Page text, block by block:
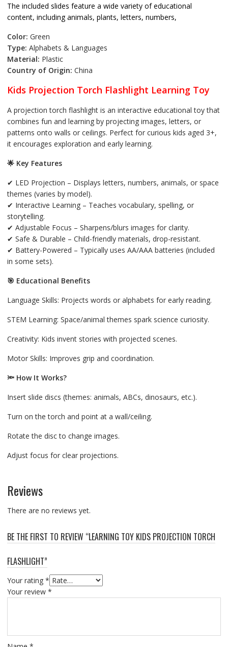
The included slides feature a wide variety of educational
content, including animals, plants, letters, numbers,
Color: Green
Type: Alphabets & Languages
Material: Plastic
Country of Origin: China
Kids Projection Torch Flashlight Learning Toy
A projection torch flashlight is an interactive educational toy that
combines fun and learning by projecting images, letters, or
patterns onto walls or ceilings. Perfect for curious kids aged 3+,
it encourages exploration and early learning.
🌟Key Features
✔ LED Projection – Displays letters, numbers, animals, or space
themes (varies by model).
✔ Interactive Learning – Teaches vocabulary, spelling, or
storytelling.
✔ Adjustable Focus – Sharpens/blurs images for clarity.
✔ Safe & Durable – Child-friendly materials, drop-resistant.
✔ Battery-Powered – Typically uses AA/AAA batteries (included
in some sets).
🎯 Educational Benefits
Language Skills: Projects words or alphabets for early reading.
STEM Learning: Space/animal themes spark science curiosity.
Creativity: Kids invent stories with projected scenes.
Motor Skills: Improves grip and coordination.
🔦How It Works?
Insert slide discs (themes: animals, ABCs, dinosaurs, etc.).
Turn on the torch and point at a wall/ceiling.
Rotate the disc to change images.
Adjust focus for clear projections.
Reviews
There are no reviews yet.
BE THE FIRST TO REVIEW “LEARNING TOY KIDS PROJECTION TORCH
FLASHLIGHT”
Your rating *
Your review *